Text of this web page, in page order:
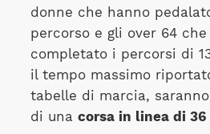
donne che hanno
percorso e gli over 64
completato i percorsi di
il tempo massimo
tabelle di marcia,
di una corsa in linea di